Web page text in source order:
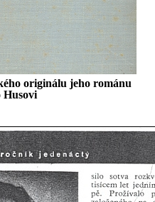
originálu jeho románu
Husovi